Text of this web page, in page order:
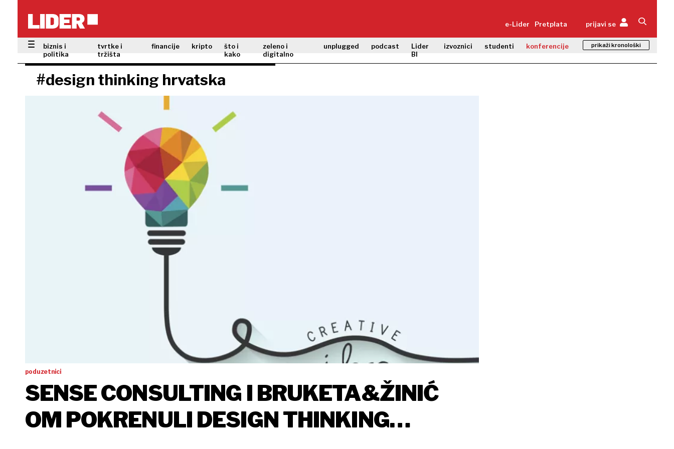
e-Lider Pretplata prijavi se
biznis i
politika
tvrtke i
tržišta
financije kripto
što i
kako
zeleno i
digitalno
unplugged podcast
Lider
BI
izvoznici studenti konferencije prikaži kronološki
#design thinking hrvatska
poduzetnici
SENSE CONSULTING I BRUKETA&ŽINIĆ
OM POKRENULI DESIGN THINKING